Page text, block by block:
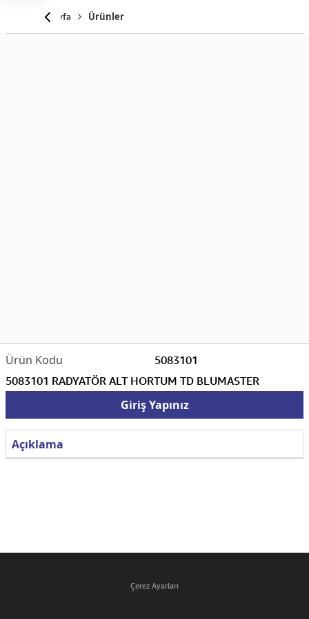
Anasayfa Ürünler
5083101
5083101 RADYATÖR ALT HORTUM TD BLUMASTER
Giriş Yapınız
Açıklama
Çerez Ayarları